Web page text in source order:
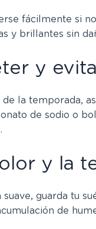
fácilmente si
y brillantes sin
y
la temporada,
de sodio o
y la
guarda tu
de